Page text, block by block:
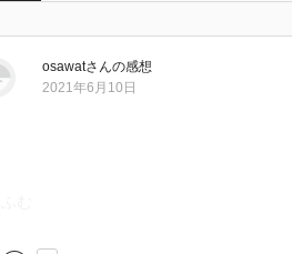
osawatさんの感想
2021年6月10日